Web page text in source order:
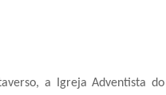
a Igreja Adventista